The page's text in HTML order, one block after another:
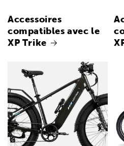
Accessoires
compatibles avec le
XP Trike